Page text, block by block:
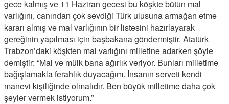
gece kalmış ve 11 Haziran gecesi bu köşkte bütün mal
varlığını, canından çok sevdiği Türk ulusuna armağan etme
kararı almış ve mal varlığının bir listesini hazırlayarak
gereğinin yapılması için başbakana göndermiştir. Atatürk
Trabzon’daki köşkten mal varlığını milletine adarken şöyle
demiştir: “Mal ve mülk bana ağırlık veriyor. Bunları milletime
bağışlamakla ferahlık duyacağım. İnsanın serveti kendi
manevi kişiliğinde olmalıdır. Ben büyük milletime daha çok
şeyler vermek istiyorum.”